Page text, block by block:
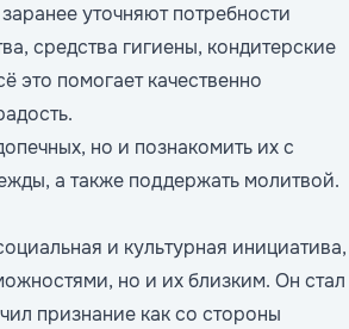
уточняют потребности
средства гигиены, кондитерские
это помогает качественно
но и познакомить их с
а также поддержать молитвой.
и культурная инициатива,
но и их близким. Он стал
признание как со стороны